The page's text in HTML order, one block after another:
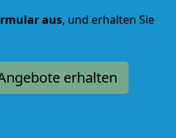
aus, und erhalten Sie
erhalten